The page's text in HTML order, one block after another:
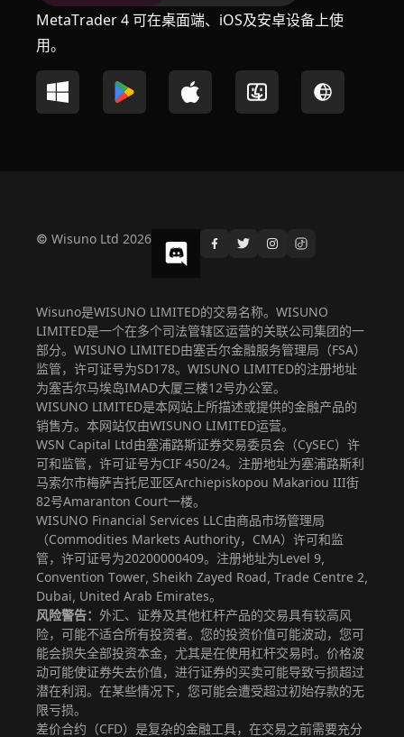
MetaTrader 4 可在桌面端、iOS及安卓设备上使
用。
© Wisuno Ltd 2026
Wisuno是WISUNO LIMITED的交易名称。WISUNO
LIMITED是一个在多个司法管辖区运营的关联公司集团的一
部分。WISUNO LIMITED由塞舌尔金融服务管理局（FSA）
监管，许可证号为SD178。WISUNO LIMITED的注册地址
为塞舌尔马埃岛IMAD大厦三楼12号办公室。
WISUNO LIMITED是本网站上所描述或提供的金融产品的
销售方。本网站仅由WISUNO LIMITED运营。
WSN Capital Ltd由塞浦路斯证券交易委员会（CySEC）许
可和监管，许可证号为CIF 450/24。注册地址为塞浦路斯利
马索尔市梅萨吉托尼亚区Archiepiskopou Makariou III街
82号Amaranton Court一楼。
WISUNO Financial Services LLC由商品市场管理局
（Commodities Markets Authority，CMA）许可和监
管，许可证号为20200000409。注册地址为Level 9,
Convention Tower, Sheikh Zayed Road, Trade Centre 2,
Dubai, United Arab Emirates。
风险警告： 外汇、证券及其他杠杆产品的交易具有较高风
险，可能不适合所有投资者。您的投资价值可能波动，您可
能会损失全部投资本金，尤其是在使用杠杆交易时。价格波
动可能使证券失去价值，进行证券的买卖可能导致亏损超过
潜在利润。在某些情况下，您可能会遭受超过初始存款的无
限亏损。
差价合约（CFD）是复杂的金融工具，在交易之前需要充分